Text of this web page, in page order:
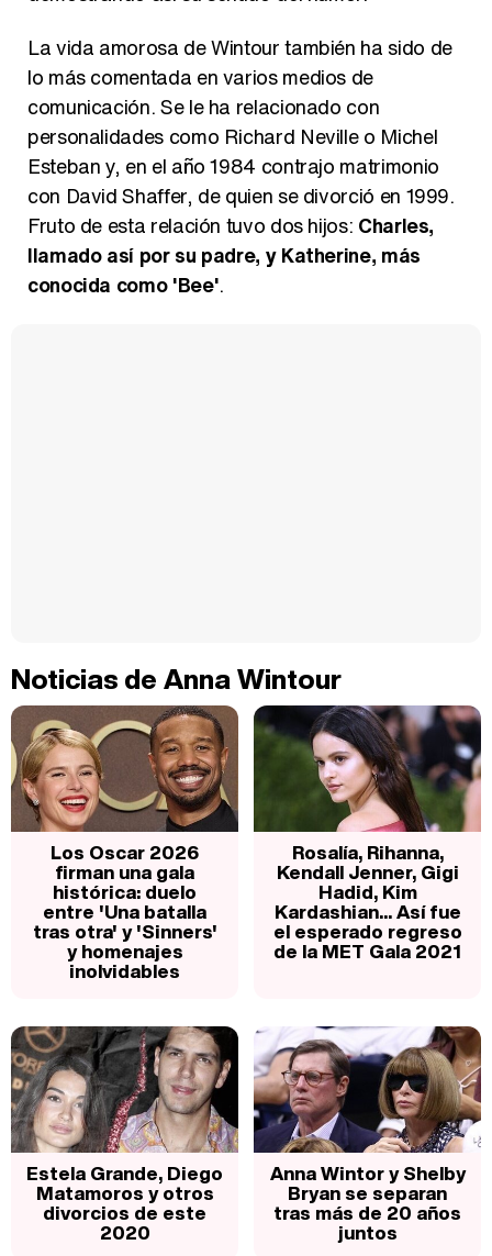
La vida amorosa de Wintour también ha sido de
lo más comentada en varios medios de
comunicación. Se le ha relacionado con
personalidades como Richard Neville o Michel
Esteban y, en el año 1984 contrajo matrimonio
con David Shaffer, de quien se divorció en 1999.
Fruto de esta relación tuvo dos hijos: Charles,
llamado así por su padre, y Katherine, más
conocida como 'Bee'.
Noticias de Anna Wintour
Los Oscar 2026
firman una gala
histórica: duelo
entre 'Una batalla
tras otra' y 'Sinners'
y homenajes
inolvidables
Rosalía, Rihanna,
Kendall Jenner, Gigi
Hadid, Kim
Kardashian... Así fue
el esperado regreso
de la MET Gala 2021
Estela Grande, Diego
Matamoros y otros
divorcios de este
2020
Anna Wintor y Shelby
Bryan se separan
tras más de 20 años
juntos